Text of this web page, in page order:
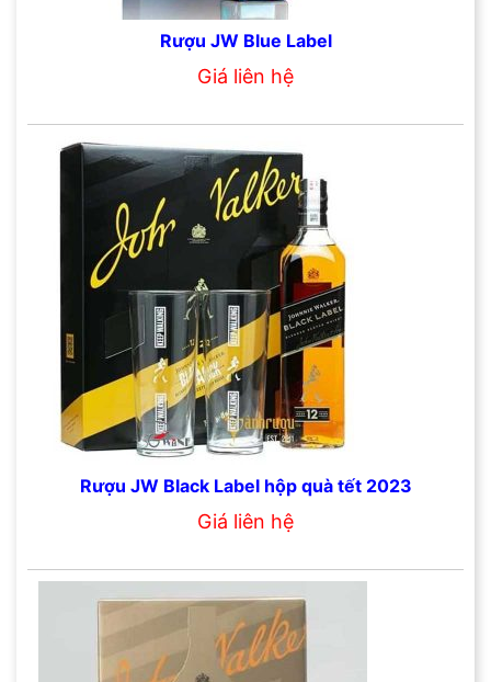
Rượu JW Blue Label
Giá liên hệ
Rượu JW Black Label hộp quà tết 2023
Giá liên hệ